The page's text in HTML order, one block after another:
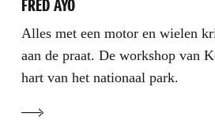
FRED AYO
Alles met een motor en wielen
aan de praat. De workshop van
hart van het nationaal park.